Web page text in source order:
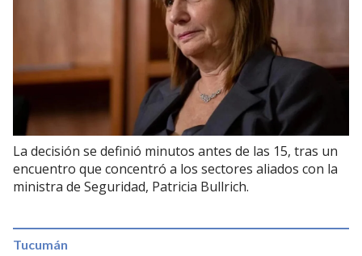
La decisión se definió minutos antes de las 15, tras un
encuentro que concentró a los sectores aliados con la
ministra de Seguridad, Patricia Bullrich.
Tucumán